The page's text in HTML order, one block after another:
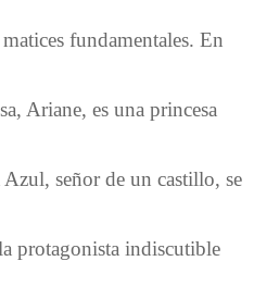
fundamentales. En
Ariane, es una princesa
Azul, señor de un castillo, se
protagonista indiscutible